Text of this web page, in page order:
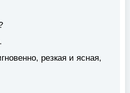
резкая и ясная,